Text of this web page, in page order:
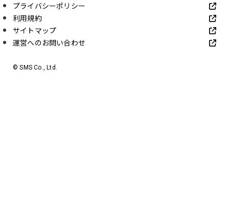
プライバシーポリシー
利用規約
サイトマップ
運営へのお問い合わせ
© SMS Co., Ltd.